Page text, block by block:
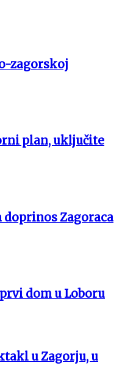
zagorskoj
plan, uključite
doprinos Zagoraca
dom u Loboru
u Zagorju, u